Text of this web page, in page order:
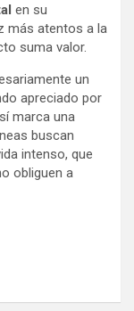
en su
más atentos a la
suma valor.
un
apreciado por
marca una
buscan
intenso, que
obliguen a